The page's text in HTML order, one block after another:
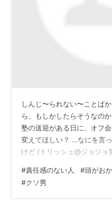
しんじ〜られない〜ことば
ら、もしかしたらそうなの
塾の送迎がある日に、オフ
変えてほしい？ …なにを言
けど (トリッシュ@ジョジ
せようとするとか、ほんと
方から都内へ。 会社休むだ
そんなに自分の欲が優先か
#責任感のない人 #頭がお
#クソ男